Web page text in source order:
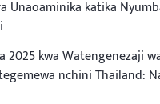
Unaoaminika katika
2025 kwa Watengenezaji
nchini Thailand: